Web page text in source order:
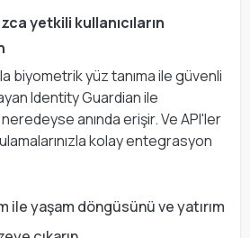
yetkili kullanıcıların
biyometrik yüz tanıma ile güvenli
Identity Guardian ile
anında erişir. Ve API'ler
kolay entegrasyon
ile yaşam döngüsünü ve yatırım